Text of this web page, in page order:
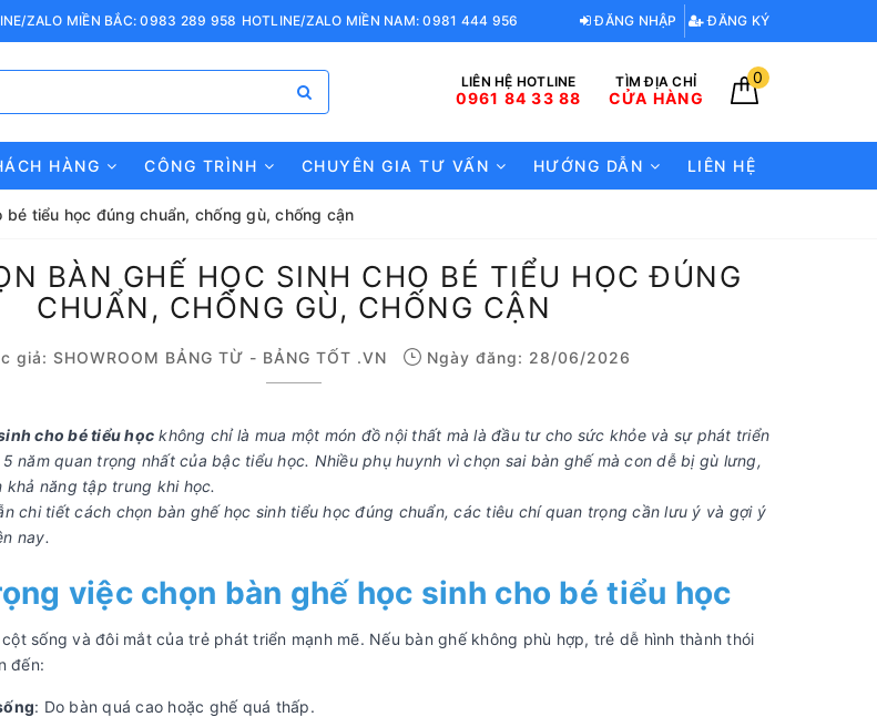
ZALO MIỀN BẮC: 0983 289 958 HOTLINE/ZALO MIỀN NAM: 0981 444 956 ĐĂNG NHẬP ĐĂNG KÝ
LIÊN HỆ HOTLINE
0961 84 33 88
TÌM ĐỊA CHỈ
CỬA HÀNG
0
HÀNG CÔNG TRÌNH CHUYÊN GIA TƯ VẤN HƯỚNG DẪN LIÊN HỆ
tiểu học đúng chuẩn, chống gù, chống cận
BÀN GHẾ HỌC SINH CHO BÉ TIỂU HỌC ĐÚNG
CHUẨN, CHỐNG GÙ, CHỐNG CẬN
giả: SHOWROOM BẢNG TỪ - BẢNG TỐT .VN Ngày đăng: 28/06/2026
cho bé tiểu học không chỉ là mua một món đồ nội thất mà là đầu tư cho sức khỏe và sự phát triển
năm quan trọng nhất của bậc tiểu học. Nhiều phụ huynh vì chọn sai bàn ghế mà con dễ bị gù lưng,
khả năng tập trung khi học.
chi tiết cách chọn bàn ghế học sinh tiểu học đúng chuẩn, các tiêu chí quan trọng cần lưu ý và gợi ý
nay.
việc chọn bàn ghế học sinh cho bé tiểu học
sống và đôi mắt của trẻ phát triển mạnh mẽ. Nếu bàn ghế không phù hợp, trẻ dễ hình thành thói
đến:
: Do bàn quá cao hoặc ghế quá thấp.
MỤC LỤC
Kích thước bàn ghế phải phù hợp
Thiết kế ergonomics hỗ trợ chống
Màu sắc cũng đóng vai trò quan
trọng
Thiết kế nên thông minh và tiện lợi